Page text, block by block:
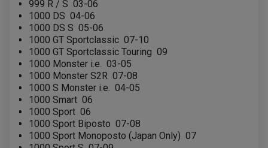
999 R / S 03-06
1000 DS 04-06
1000 DS S 05-06
1000 GT Sportclassic 07-10
1000 GT Sportclassic Touring 09
1000 Monster i.e. 03-05
1000 Monster S2R 07-08
1000 S Monster i.e. 04-05
1000 Smart 06
1000 Sport 06
1000 Sport Biposto 07-08
1000 Sport Monoposto (Japan Only) 07